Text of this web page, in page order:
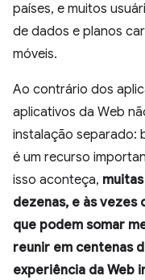
países, e muitos
de dados e planos
móveis.
Ao contrário dos
aplicativos da Web
instalação separado:
é um recurso
isso aconteça,
dezenas, e às vezes
que podem somar
reunir em centenas
experiência da Web